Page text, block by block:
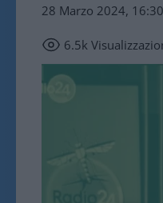
28 Marzo 2024, 16:30
6.5k